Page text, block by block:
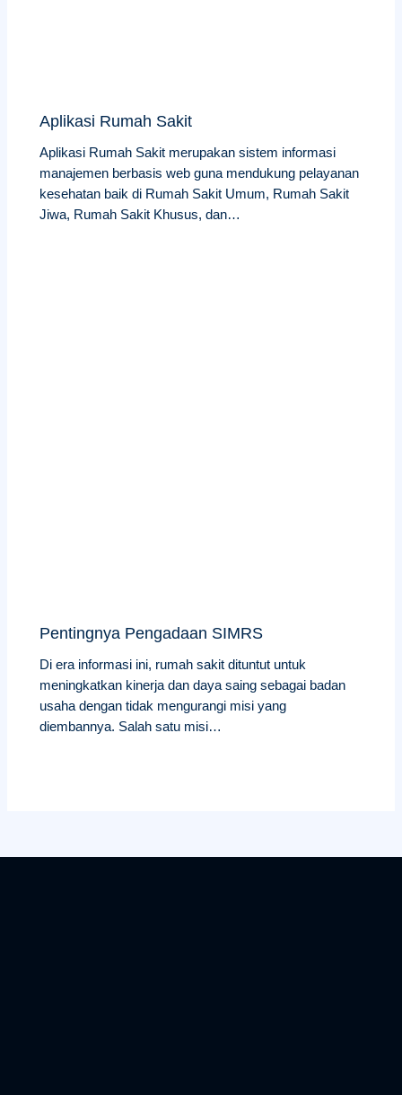
Aplikasi Rumah Sakit
Aplikasi Rumah Sakit merupakan sistem informasi
manajemen berbasis web guna mendukung pelayanan
kesehatan baik di Rumah Sakit Umum, Rumah Sakit
Jiwa, Rumah Sakit Khusus, dan…
Pentingnya Pengadaan SIMRS
Di era informasi ini, rumah sakit dituntut untuk
meningkatkan kinerja dan daya saing sebagai badan
usaha dengan tidak mengurangi misi yang
diembannya. Salah satu misi…